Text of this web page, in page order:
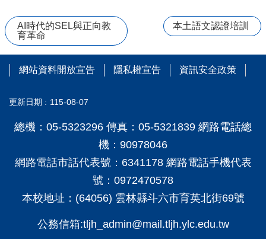
三
升
學
資
訊
教
源
區
AI時代的SEL與正向教
育革命
本土語文認證培訓
網站資料開放宣告 隱私權宣告 資訊安全政策
更新日期 115-08-07
總機：05-5323296 傳真：05-5321839 網路電話總
機：90978046
網路電話市話代表號：6341178 網路電話手機代表
號：0972470578
本校地址：(64056) 雲林縣斗六市育英北街69號
公務信箱:tljh_admin@mail.tljh.ylc.edu.tw